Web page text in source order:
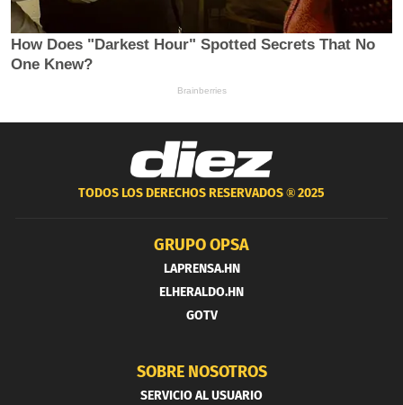
TODOS LOS DERECHOS RESERVADOS ®2025
GRUPO OPSA
LAPRENSA.HN
ELHERALDO.HN
GOTV
SOBRE NOSOTROS
SERVICIO AL USUARIO